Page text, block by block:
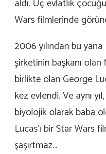
aldı. Üç evlatlık
Wars filmlerinde
2006 yılından bu
şirketinin başkanı
birlikte olan George
kez evlendi. Ve aynı
biyolojik olarak baba
Lucas’ı bir Star Wars
şaşırtmaz…